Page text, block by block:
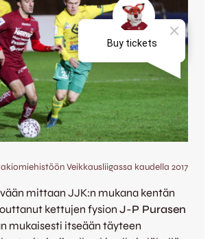
Veikkausliigassa kaudella 2017
mittaan JJK:n mukana kentän
kettujen fysion J-P Purasen
mukaisesti itseään täyteen